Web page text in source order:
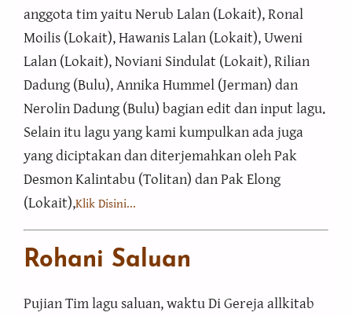
anggota tim yaitu Nerub Lalan (Lokait), Ronal
Moilis (Lokait), Hawanis Lalan (Lokait), Uweni
Lalan (Lokait), Noviani Sindulat (Lokait), Rilian
Dadung (Bulu), Annika Hummel (Jerman) dan
Nerolin Dadung (Bulu) bagian edit dan input lagu.
Selain itu lagu yang kami kumpulkan ada juga
yang diciptakan dan diterjemahkan oleh Pak
Desmon Kalintabu (Tolitan) dan Pak Elong
(Lokait),Klik Disini...
Rohani Saluan
Pujian Tim lagu saluan, waktu Di Gereja allkitab